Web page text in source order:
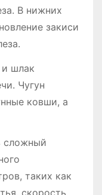
В нижних
закиси
и шлак
Чугун
ковши, а
сложный
таких как